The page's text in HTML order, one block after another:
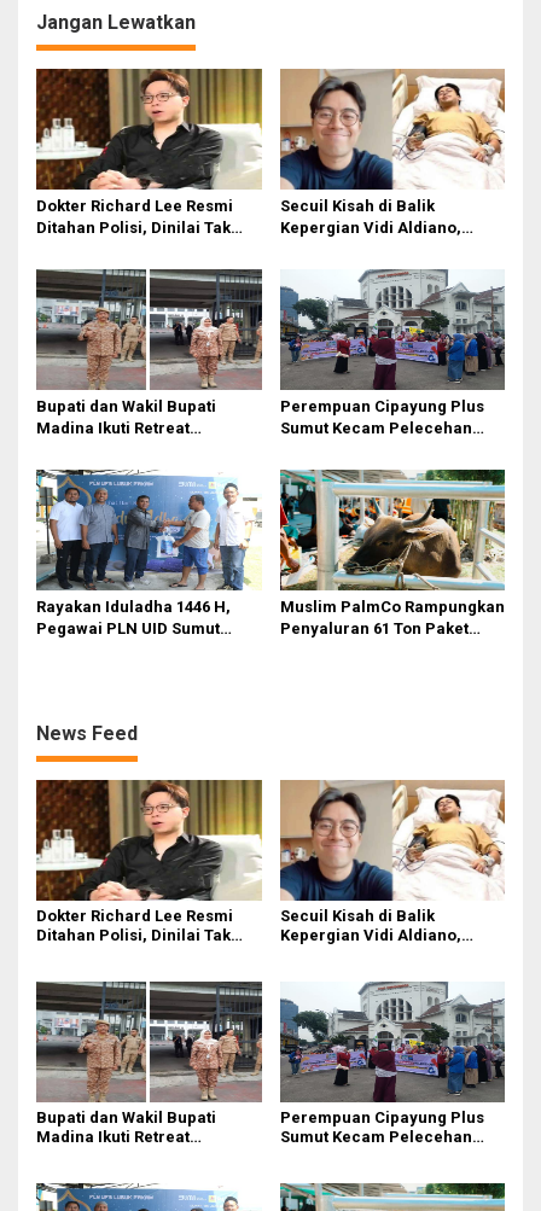
g
a
s
i
p
o
s
Jangan Lewatkan
Dokter Richard Lee Resmi
Ditahan Polisi, Dinilai Tak
Live TikTok Saat Dipanggil
Secuil Kisah di Balik
Kepergian Vidi Aldiano,
yang Tutup Usia di Usia 35
Tahun
Bupati dan Wakil Bupati
Madina Ikuti Retreat
IPDN Jatinangor
Perempuan Cipayung Plus
Sumut Kecam Pelecehan
Ayu
Rayakan Iduladha 1446 H,
Pegawai PLN UID Sumut
Muslim PalmCo Rampungkan
Penyaluran 61 Ton Paket
News Feed
Dokter Richard Lee Resmi
Ditahan Polisi, Dinilai Tak
Secuil Kisah di Balik
Kepergian Vidi Aldiano,
Bupati dan Wakil Bupati
Madina Ikuti Retreat
Perempuan Cipayung Plus
Sumut Kecam Pelecehan